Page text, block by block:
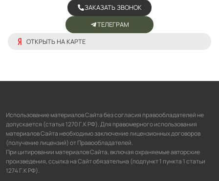
ОТКРЫТЬ НА КАРТЕ
ТЕЛЕГРАМ
ЗАКАЗАТЬ ЗВОНОК
Использование материалов Сайта без согласия правообладателей не
допускается (статья 1270 Г.К РФ). Для правомерного использования
материалов Сайта необходимо заключение лицензионных договоров
(получение лицензий) от Правообладателей.
При цитировании материалов Сайта, включая охраняемые авторские
произведения, ссылка на Сайт обязательна (подпункт 1 пункта 1 статьи
1274 Г.К РФ).